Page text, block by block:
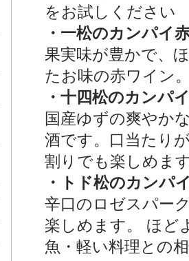
をお試しください
・一松のカンパイ
果実味が豊かで、
たお味の赤ワイン
・十四松のカンパ
国産ゆずの爽やか
酒です。口当たり
割りでも楽しめま
・トド松のカンパ
辛口のロゼスパー
楽しめます。 ほど
魚・軽い料理との